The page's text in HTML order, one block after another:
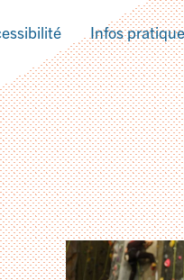
Infos